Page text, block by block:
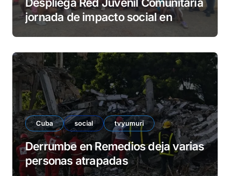
jornada de impacto social en
Cuba social tvyumuri
Derrumbe en Remedios deja varias
personas atrapadas